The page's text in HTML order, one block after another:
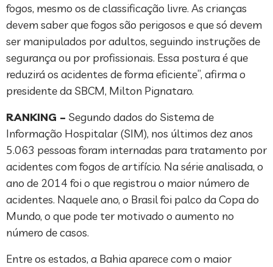
fogos, mesmo os de classificação livre. As crianças
devem saber que fogos são perigosos e que só devem
ser manipulados por adultos, seguindo instruções de
segurança ou por profissionais. Essa postura é que
reduzirá os acidentes de forma eficiente”, afirma o
presidente da SBCM, Milton Pignataro.
RANKING – Segundo dados do Sistema de
Informação Hospitalar (SIM), nos últimos dez anos
5.063 pessoas foram internadas para tratamento por
acidentes com fogos de artifício. Na série analisada, o
ano de 2014 foi o que registrou o maior número de
acidentes. Naquele ano, o Brasil foi palco da Copa do
Mundo, o que pode ter motivado o aumento no
número de casos.
Entre os estados, a Bahia aparece com o maior